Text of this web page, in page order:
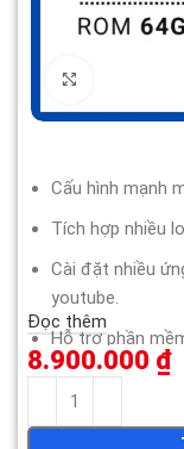
Cấu hình mạnh
Tích hợp nhiều
Cài đặt nhiều
youtube.
Hỗ trợ phần
Đèn LED thay
Đọc thêm
8.900.000 ₫